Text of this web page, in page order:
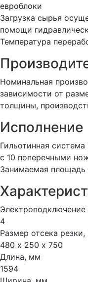
евроблоки
Загрузка сырья
помощи
Температура
Номинальная
зависимости от
толщины,
Исполнение
Гильотинная
с 10 поперечными
Занимаемая площадь
4
Размер отсека
480 х 250 х 750
Длина, мм
1594